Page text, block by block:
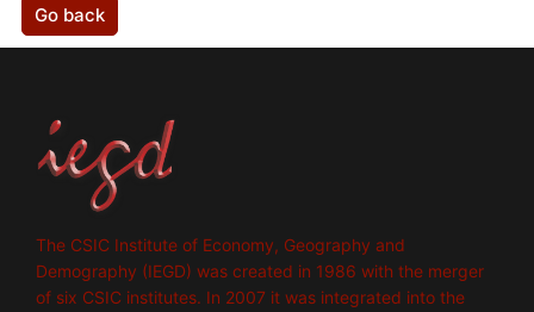
Go back
The CSIC Institute of Economy, Geography and
Demography (IEGD) was created in 1986 with the merger
of six CSIC institutes. In 2007 it was integrated into the